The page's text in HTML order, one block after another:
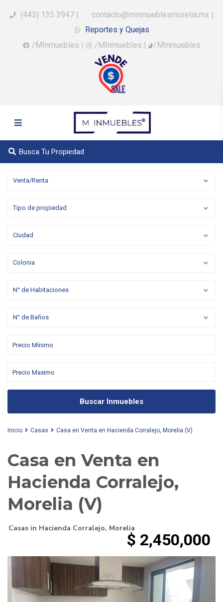
(443) 135 3947 | contacto@minmueblesmorelia.mx |
Reportes y Quejas
/MInmuebles | /MInmuebles | /MInmuebles
Busca Tu Propiedad
Venta/Renta
Tipo de propiedad
Ciudad
Colonia
N° de Habitaciones
N° de Baños
Buscar Inmuebles
Inicio Casas Casa en Venta en Hacienda Corralejo, Morelia (V)
Casa en Venta en
Hacienda Corralejo,
Morelia (V)
Casas in Hacienda Corralejo, Morelia
$ 2,450,000